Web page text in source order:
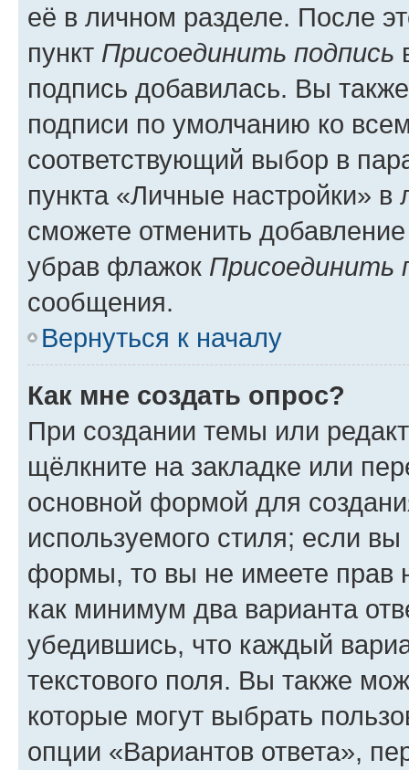
её в личном разделе. После
пункт Присоединить подпись
подпись добавилась. Вы
подписи по умолчанию ко
соответствующий выбор в
пункта «Личные настройки»
сможете отменить
убрав флажок Присоединить
сообщения.
Вернуться к началу
Как мне создать опрос?
При создании темы или
щёлкните на закладке или
основной формой для
используемого стиля; если
формы, то вы не имеете прав
как минимум два варианта
убедившись, что каждый
текстового поля. Вы также
которые могут выбрать
опции «Вариантов ответа»,